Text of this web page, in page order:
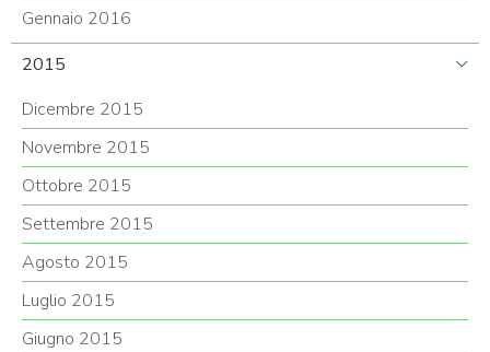
Gennaio 2016
2015
Dicembre 2015
Novembre 2015
Ottobre 2015
Settembre 2015
Agosto 2015
Luglio 2015
Giugno 2015